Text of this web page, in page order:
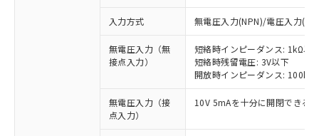
入力方式 無電圧入力(NPN)/電圧入力
無電圧入力（無
接点入力）
短絡時インピーダンス: 1kΩ以
短絡時残留電圧: 3V以下
開放時インピーダンス: 100kΩ
無電圧入力（接
点入力）
10V 5mAを十分に開閉できる